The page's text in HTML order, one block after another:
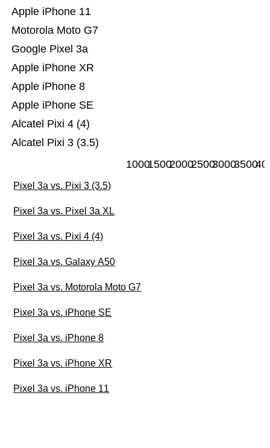
Alcatel Pixi 3 (3.5)
Alcatel Pixi 4 (4)
Apple iPhone SE
Apple iPhone 8
Apple iPhone XR
Google Pixel 3a
Motorola Moto G7
Apple iPhone 11
100015002000250030003500
Pixel 3a vs. Pixi 3 (3.5)
Pixel 3a vs. Pixel 3a XL
Pixel 3a vs. Pixi 4 (4)
Pixel 3a vs. Galaxy A50
Pixel 3a vs. Motorola Moto G7
Pixel 3a vs. iPhone SE
Pixel 3a vs. iPhone 8
Pixel 3a vs. iPhone XR
Pixel 3a vs. iPhone 11